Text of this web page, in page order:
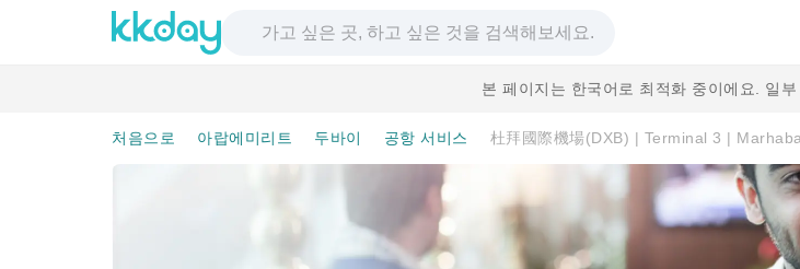
본 페이지는 한국어로 최적화 중이에요. 일
처음으로 아랍에미리트 두바이 공항 서비스 杜拜國際機場(DXB) | Terminal 3 |